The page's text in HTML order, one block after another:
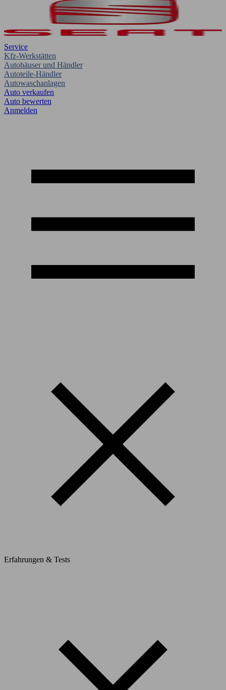
Service
Kfz-Werkstätten
Autohäuser und Händler
Autoteile-Händler
Autowaschanlagen
Auto verkaufen
Auto bewerten
Anmelden
Erfahrungen & Tests